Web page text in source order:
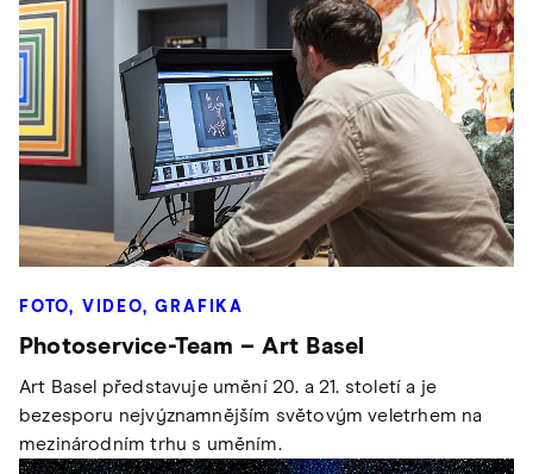
FOTO, VIDEO, GRAFIKA
Photoservice-Team – Art Basel
Art Basel představuje umění 20. a 21. století a je
bezesporu nejvýznamnějším světovým veletrhem na
mezinárodním trhu s uměním.